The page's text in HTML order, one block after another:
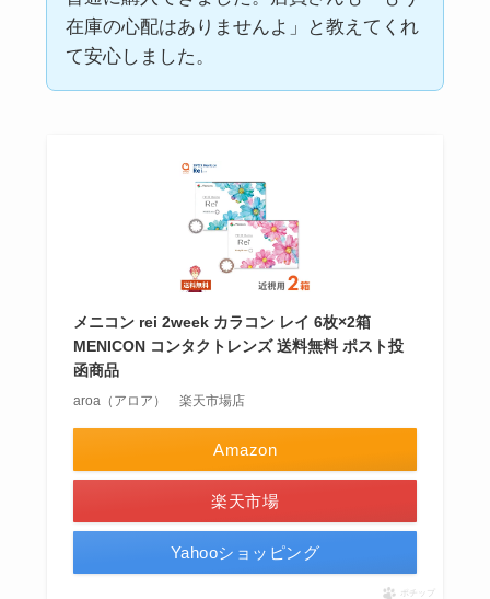
在庫の心配はありませんよ」と教えてくれ
て安心しました。
メニコン rei 2week カラコン レイ 6枚×2箱
MENICON コンタクトレンズ 送料無料 ポスト投
函商品
aroa（アロア） 楽天市場店
Amazon
楽天市場
Yahooショッピング
ポチップ